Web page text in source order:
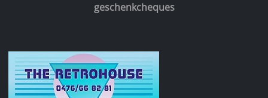
geschenkcheques